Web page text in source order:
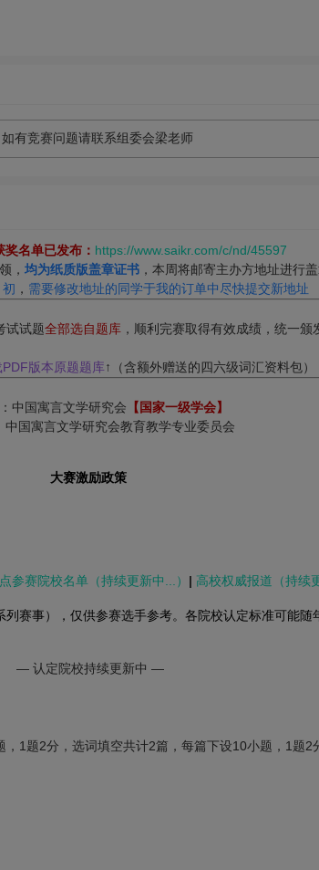
如有竞赛问题请联系组委会梁老师
名单已发布： https://www.saikr.com/c/nd/45597
， 均为纸质版盖章证书 ，本周将邮寄主办方地址进行
， 需要修改地址的同学于我的订单中尽快提交新地址
试试题全部选自题库 ，顺利完赛取得有效成绩，统一颁
版本原题题库↑（含额外赠送的四六级词汇资料包）
中国寓言文学研究会 【国家一级学会】
中国寓言文学研究会教育教学专业委员会
大赛激励政策
参赛院校名单（持续更新中...） | 高校权威报道（持续
赛事），仅供参赛选手参考。各院校认定标准可能
— 认定院校持续更新中 —
1题2分，选词填空共计2篇，每篇下设10小题，1题2